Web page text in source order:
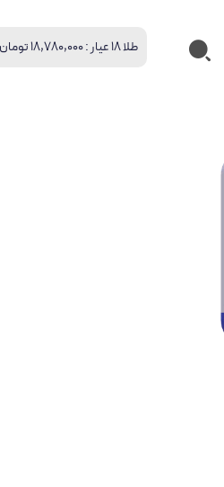
طلا 18 عیار : 18,780,000 تومان